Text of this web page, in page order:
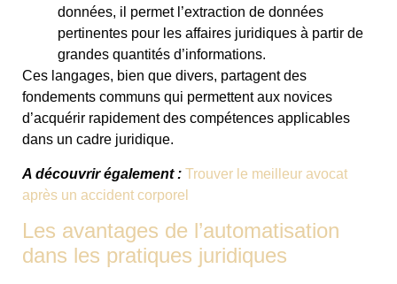
données, il permet l’extraction de données
pertinentes pour les affaires juridiques à partir de
grandes quantités d’informations.
Ces langages, bien que divers, partagent des
fondements communs qui permettent aux novices
d’acquérir rapidement des compétences applicables
dans un cadre juridique.
A découvrir également : Trouver le meilleur avocat
après un accident corporel
Les avantages de l’automatisation
dans les pratiques juridiques